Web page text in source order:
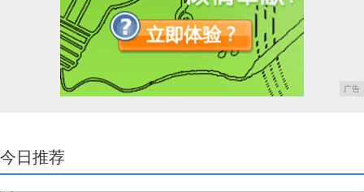
广告
今日推荐